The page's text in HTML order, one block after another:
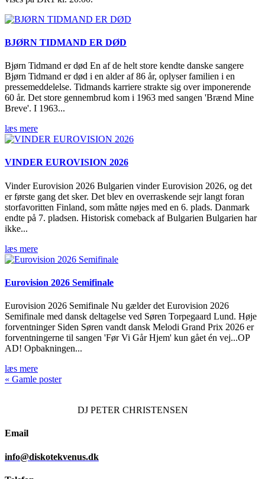
BJØRN TIDMAND ER DØD
Bjørn Tidmand er død En af de helt store kendte danske sangere
Bjørn Tidmand er død i en alder af 86 år, oplyser familien i en
pressemeddelelse. Tidmands karriere strakte sig over imponerende
60 år. Det store gennembrud kom i 1963 med sangen 'Brænd Mine
Breve'. I 1963...
læs mere
VINDER EUROVISION 2026
Vinder Eurovision 2026 Bulgarien vinder Eurovision 2026, og det
er første gang det sker. Det blev en overraskende sejr langt foran
storfavoritten Finland, som måtte nøjes med en 6. plads. Danmark
endte på 7. pladsen. Historisk comeback af Bulgarien Bulgarien har
ikke...
læs mere
Eurovision 2026 Semifinale
Eurovision 2026 Semifinale Nu gælder det Eurovision 2026
Semifinale med dansk deltagelse ved Søren Torpegaard Lund. Høje
forventninger Siden Søren vandt dansk Melodi Grand Prix 2026 er
forventningerne til sangen 'Før Vi Går Hjem' kun gået én vej...OP
AD! Opbakningen...
læs mere
« Gamle poster
DJPETER CHRISTENSEN
Email
info@diskotekvenus.dk